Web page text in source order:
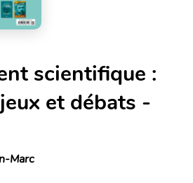
scientifique :
et débats -
Marc